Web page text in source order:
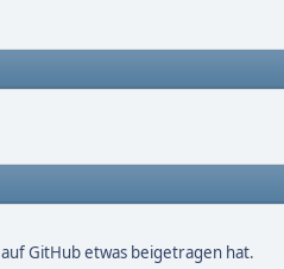
auf GitHub etwas beigetragen hat.